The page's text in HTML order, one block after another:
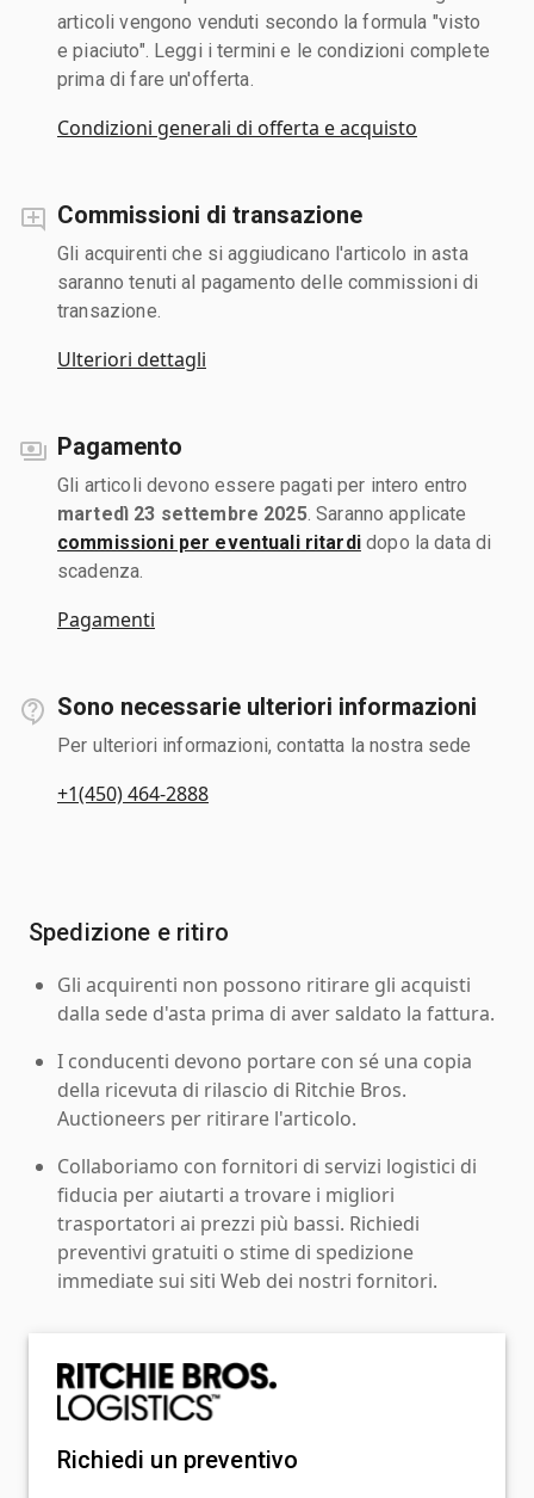
articoli vengono venduti secondo la formula "visto
e piaciuto". Leggi i termini e le condizioni complete
prima di fare un'offerta.
Condizioni generali di offerta e acquisto
Commissioni di transazione
Gli acquirenti che si aggiudicano l'articolo in asta
saranno tenuti al pagamento delle commissioni di
transazione.
Ulteriori dettagli
Pagamento
Gli articoli devono essere pagati per intero entro
martedì 23 settembre 2025. Saranno applicate
commissioni per eventuali ritardidopo la data di
scadenza.
Pagamenti
Sono necessarie ulteriori informazioni
Per ulteriori informazioni, contatta la nostra sede
+1(450) 464-2888
Spedizione e ritiro
Gli acquirenti non possono ritirare gli acquisti
dalla sede d'asta prima di aver saldato la fattura.
I conducenti devono portare con sé una copia
della ricevuta di rilascio di Ritchie Bros.
Auctioneers per ritirare l'articolo.
Collaboriamo con fornitori di servizi logistici di
fiducia per aiutarti a trovare i migliori
trasportatori ai prezzi più bassi. Richiedi
preventivi gratuiti o stime di spedizione
immediate sui siti Web dei nostri fornitori.
Richiedi un preventivo